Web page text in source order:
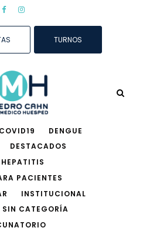
TURNOS
COVID19
DENGUE
DESTACADOS
HEPATITIS
PACIENTES
INSTITUCIONAL
SIN CATEGORÍA